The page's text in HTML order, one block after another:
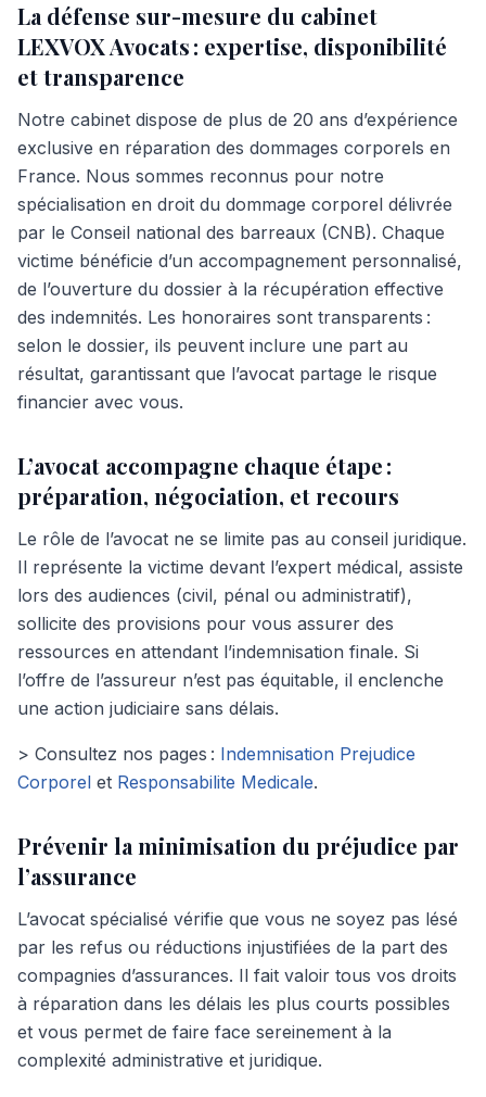
La défense sur-mesure du cabinet
LEXVOX Avocats : expertise, disponibilité
et transparence
Notre cabinet dispose de plus de 20 ans d’expérience
exclusive en réparation des dommages corporels en
France. Nous sommes reconnus pour notre
spécialisation en droit du dommage corporel délivrée
par le Conseil national des barreaux (CNB). Chaque
victime bénéficie d’un accompagnement personnalisé,
de l’ouverture du dossier à la récupération effective
des indemnités. Les honoraires sont transparents :
selon le dossier, ils peuvent inclure une part au
résultat, garantissant que l’avocat partage le risque
financier avec vous.
L’avocat accompagne chaque étape :
préparation, négociation, et recours
Le rôle de l’avocat ne se limite pas au conseil juridique.
Il représente la victime devant l’expert médical, assiste
lors des audiences (civil, pénal ou administratif),
sollicite des provisions pour vous assurer des
ressources en attendant l’indemnisation finale. Si
l’offre de l’assureur n’est pas équitable, il enclenche
une action judiciaire sans délais.
> Consultez nos pages : Indemnisation Prejudice
Corporel et Responsabilite Medicale.
Prévenir la minimisation du préjudice par
l’assurance
L’avocat spécialisé vérifie que vous ne soyez pas lésé
par les refus ou réductions injustifiées de la part des
compagnies d’assurances. Il fait valoir tous vos droits
à réparation dans les délais les plus courts possibles
et vous permet de faire face sereinement à la
complexité administrative et juridique.